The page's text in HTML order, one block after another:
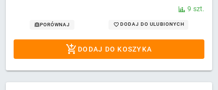
9 szt.
PORÓWNAJ DODAJ DO ULUBIONYCH
DODAJ DO KOSZYKA